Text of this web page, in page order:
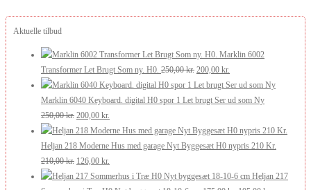
Aktuelle tilbud
Marklin 6002
Transformer Let Brugt Som ny. H0. 250,00kr. Den
oprindelige
pris
250,00 kr..
200,00 kr.
aktuelle
pris
200,00 kr..
Marklin 6040 Keyboard. digital H0 spor 1 Let brugt Ser ud som Ny
250,00kr. Den
oprindelige
pris
var:
250,00 kr..
200,00 kr.
aktuelle
pris
200,00 kr..
Heljan 218 Moderne Hus med garage Nyt Byggesæt H0 nypris 210 Kr.
210,00kr. Den
oprindelige
126,00 kr.
aktuelle
Heljan 217